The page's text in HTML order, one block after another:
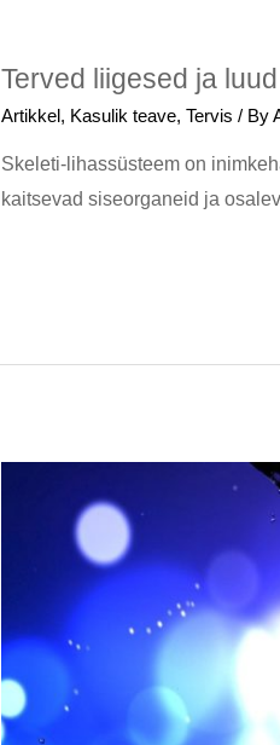
Terved liigesed ja luud
Artikkel, Kasulik teave,Tervis / By
Skeleti-lihassüsteem on
kaitsevad siseorganeid ja